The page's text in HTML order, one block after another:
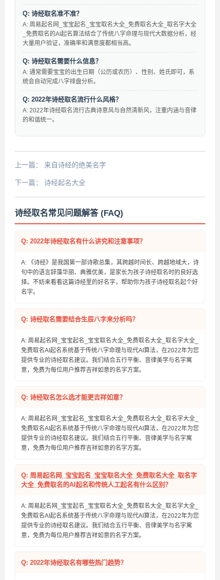
Q: 诗经取名准不准？
A: 周易起名网_宝宝起名_宝宝取名大全_免费取名大全_取名字大全
_免费取名的AI起名算法结合了传统八字命理与现代大数据分析，经
大量用户验证，准确率和满意度都相当高。
Q: 诗经取名需要什么信息？
A: 通常需要宝宝的出生日期（公历或农历）、性别、姓氏即可，系
统会自动完成八字排盘分析。
Q: 2022年诗经取名流行什么风格？
A: 2022年诗经取名流行古典诗意风与自然清新风，注重内涵与音律
的和谐统一。
上一篇： 来自诗经的绝美名字
下一篇： 诗经起名大全
诗经取名常见问题解答 (FAQ)
Q: 2022年诗经取名有什么讲究和注意事项？
A: 《诗经》是我国第一部诗歌总集，其跨越时间长、跨越地域大，诗
句中的语言辞藻华丽、典雅优美，是家长为孩子诗经取名时的良好选
择。不妨来看看这篇诗经里的好名字，帮助你为孩子诗经取名起个好
名字。
Q: 诗经取名需要结合生辰八字来分析吗？
A: 周易起名网_宝宝起名_宝宝取名大全_免费取名大全_取名字大全_
免费取名AI起名系统基于传统八字命理与现代AI算法，在2022年为您
提供专业的诗经取名建议。我们结合五行平衡、音律美学与名字寓
意，免费为每位用户推荐吉祥如意的名字方案。
Q: 诗经取名怎么选才能更吉祥如意？
A: 周易起名网_宝宝起名_宝宝取名大全_免费取名大全_取名字大全_
免费取名AI起名系统基于传统八字命理与现代AI算法，在2022年为您
提供专业的诗经取名建议。我们结合五行平衡、音律美学与名字寓
意，免费为每位用户推荐吉祥如意的名字方案。
Q: 周易起名网_宝宝起名_宝宝取名大全_免费取名大全_取名字
大全_免费取名的AI起名和传统人工起名有什么区别？
A: 周易起名网_宝宝起名_宝宝取名大全_免费取名大全_取名字大全_
免费取名AI起名系统基于传统八字命理与现代AI算法，在2022年为您
提供专业的诗经取名建议。我们结合五行平衡、音律美学与名字寓
意，免费为每位用户推荐吉祥如意的名字方案。
Q: 2022年诗经取名有哪些热门趋势？